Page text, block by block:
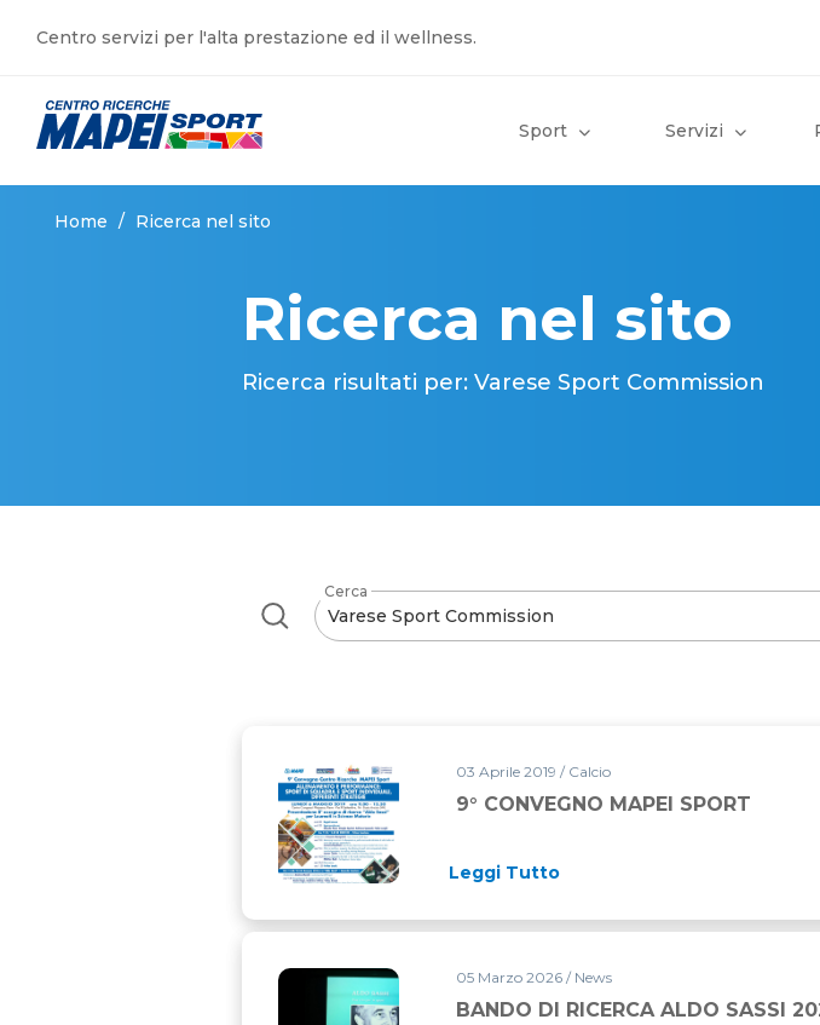
Centro servizi per l'alta prestazione ed il wellness.
Sport Servizi
Home / Ricerca nel sito
Ricerca nel sito
Ricerca risultati per: Varese Sport Commission
Cerca
03 Aprile 2019 / Calcio
9° CONVEGNO MAPEI SPORT
Leggi Tutto
05 Marzo 2026 / News
BANDO DI RICERCA ALDO SASSI